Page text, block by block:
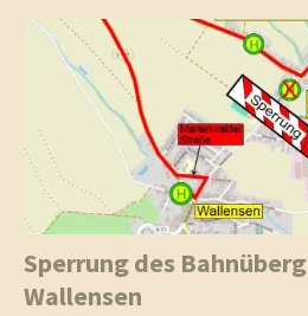
Sperrung des
Wallensen